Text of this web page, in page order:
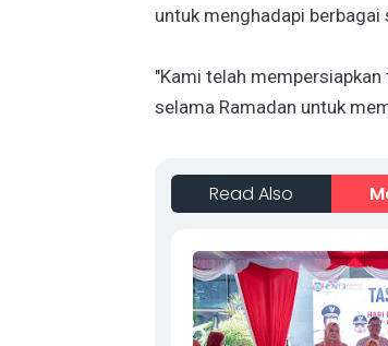
untuk menghadapi
"Kami telah
selama Ramadan untuk
Read Also